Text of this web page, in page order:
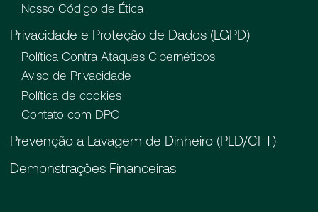
Nosso Código de Ética
Privacidade e Proteção de Dados (LGPD)
Política Contra Ataques Cibernéticos
Aviso de Privacidade
Política de cookies
Contato com DPO
Prevenção a Lavagem de Dinheiro (PLD/CFT)
Demonstrações Financeiras